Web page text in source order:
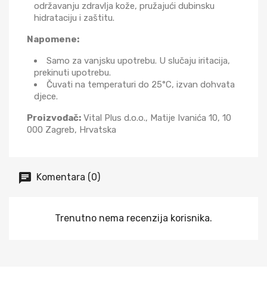
održavanju zdravlja kože, pružajući dubinsku
hidrataciju i zaštitu.
Napomene:
Samo za vanjsku upotrebu. U slučaju iritacija,
prekinuti upotrebu.
Čuvati na temperaturi do 25°C, izvan dohvata
djece.
Proizvođač: Vital Plus d.o.o., Matije Ivanića 10, 10
000 Zagreb, Hrvatska
Komentara (0)
Trenutno nema recenzija korisnika.